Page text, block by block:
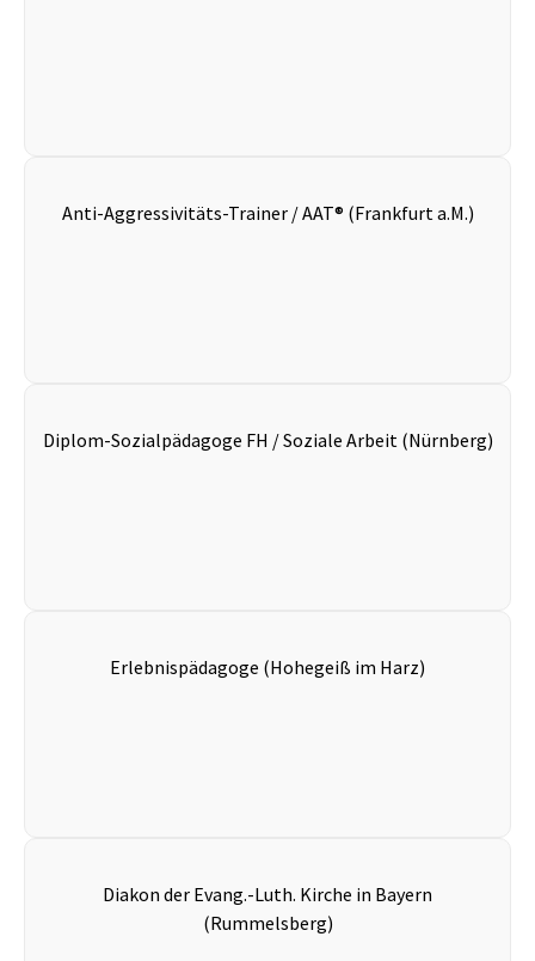
Anti-Aggressivitäts-Trainer / AAT® (Frankfurt a.M.)
Diplom-Sozialpädagoge FH / Soziale Arbeit (Nürnberg)
Erlebnispädagoge (Hohegeiß im Harz)
Diakon der Evang.-Luth. Kirche in Bayern
(Rummelsberg)